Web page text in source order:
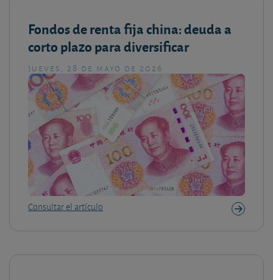
Fondos de renta fija china: deuda a
corto plazo para diversificar
jueves, 28 de mayo de 2026
Consultar el artículo